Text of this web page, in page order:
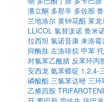
潘立酮 多那辛 多佐胺
兰地洛尔 黄钟花醌 莱龙
LLICOL 氯替泼诺 鲁米
拉西坦 氯诺昔康 来洛霉
抑酶肽 左洛啡烷 甲苯
对氯苯乙酰腈 反苯环丙
安西龙 氨苯蝶啶 1,2,4-
磷酸酯 三氯苯达唑 三环
乙烯四胺